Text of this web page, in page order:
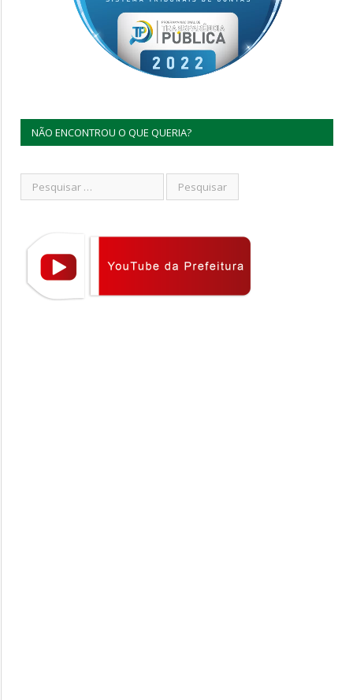
NÃO ENCONTROU O QUE QUERIA?